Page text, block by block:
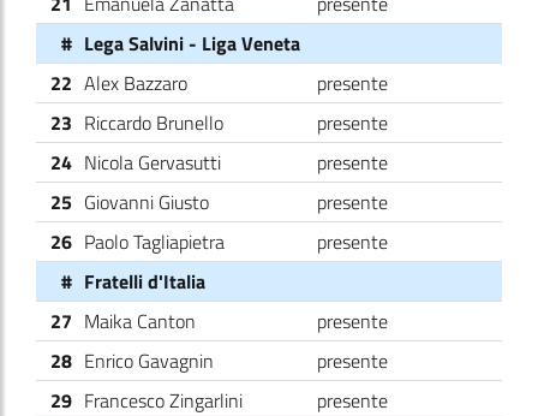
# Lega Salvini - Liga Veneta
22 Alex Bazzaro
presente
23 Riccardo Brunello
presente
24 Nicola Gervasutti
presente
25 Giovanni Giusto
presente
26 Paolo Tagliapietra
presente
# Fratelli d'Italia
27 Maika Canton
presente
28 Enrico Gavagnin
presente
29 Francesco Zingarlini
presente